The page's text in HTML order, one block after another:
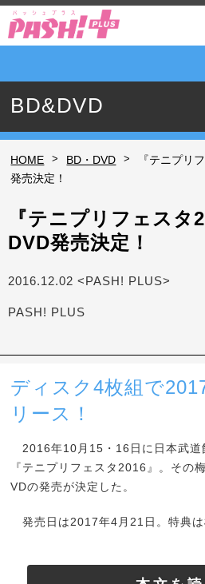
BD&DVD
HOME > BD・DVD >
『テニプリ
発売決定！
『テニプリフェス
DVD発売決定！
2016.12.02 <PASH! PLUS>
PASH! PLUS
ディスク4枚組で
リース！
2016年10月15・16日に日本武道
『テニプリフェスタ2016』。その
VDの発売が決定した。
発売日は2017年4月21日。特典は